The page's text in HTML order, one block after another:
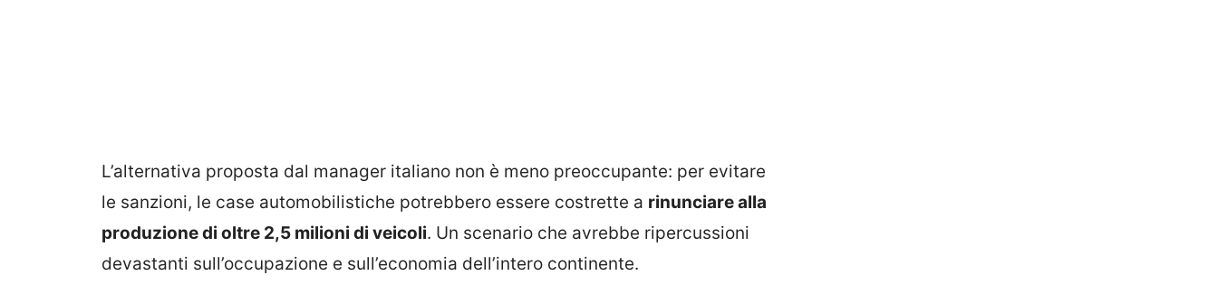
L’alternativa proposta dal manager italiano non è meno preoccupante: per evitare
le sanzioni, le case automobilistiche potrebbero essere costrette a rinunciare alla
produzione di oltre 2,5 milioni di veicoli. Un scenario che avrebbe ripercussioni
devastanti sull’occupazione e sull’economia dell’intero continente.